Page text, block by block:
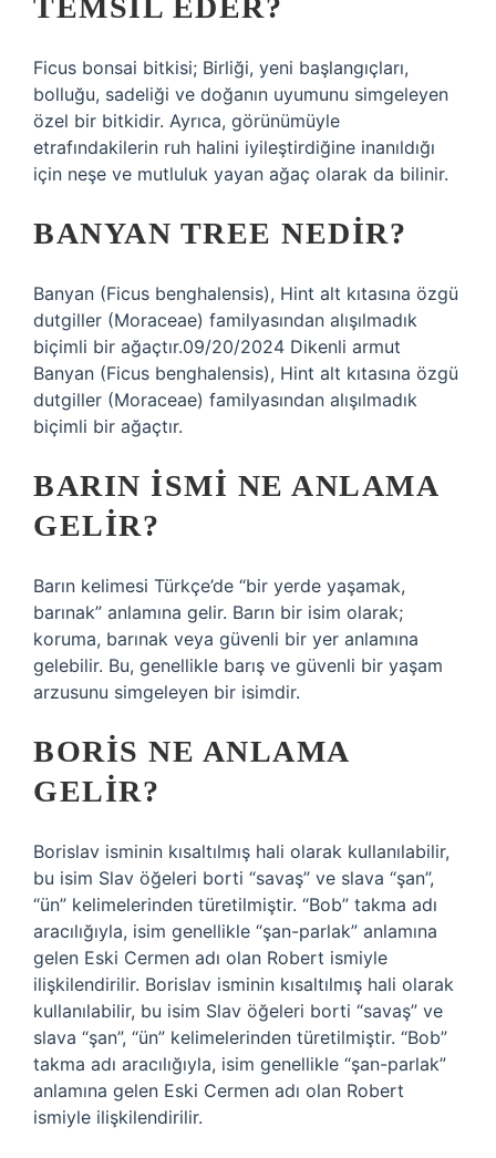
TEMSIL EDER?
Ficus bonsai bitkisi; Birliği, yeni başlangıçları,
bolluğu, sadeliği ve doğanın uyumunu simgeleyen
özel bir bitkidir. Ayrıca, görünümüyle
etrafındakilerin ruh halini iyileştirdiğine inanıldığı
için neşe ve mutluluk yayan ağaç olarak da bilinir.
BANYAN TREE NEDIR?
Banyan (Ficus benghalensis), Hint alt kıtasına özgü
dutgiller (Moraceae) familyasından alışılmadık
biçimli bir ağaçtır.09/20/2024 Dikenli armut
Banyan (Ficus benghalensis), Hint alt kıtasına özgü
dutgiller (Moraceae) familyasından alışılmadık
biçimli bir ağaçtır.
BARIN ISMI NE ANLAMA
GELIR?
Barın kelimesi Türkçe’de “bir yerde yaşamak,
barınak” anlamına gelir. Barın bir isim olarak;
koruma, barınak veya güvenli bir yer anlamına
gelebilir. Bu, genellikle barış ve güvenli bir yaşam
arzusunu simgeleyen bir isimdir.
BORIS NE ANLAMA
GELIR?
Borislav isminin kısaltılmış hali olarak kullanılabilir,
bu isim Slav öğeleri borti “savaş” ve slava “şan”,
“ün” kelimelerinden türetilmiştir. “Bob” takma adı
aracılığıyla, isim genellikle “şan-parlak” anlamına
gelen Eski Cermen adı olan Robert ismiyle
ilişkilendirilir. Borislav isminin kısaltılmış hali olarak
kullanılabilir, bu isim Slav öğeleri borti “savaş” ve
slava “şan”, “ün” kelimelerinden türetilmiştir. “Bob”
takma adı aracılığıyla, isim genellikle “şan-parlak”
anlamına gelen Eski Cermen adı olan Robert
ismiyle ilişkilendirilir.